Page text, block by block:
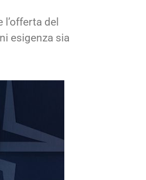
del
esigenza sia